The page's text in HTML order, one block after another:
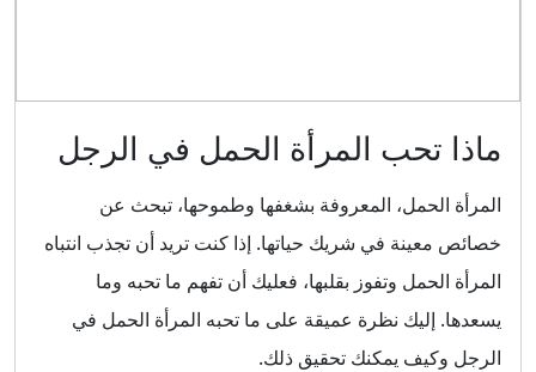
ماذا تحب المرأة الحمل في الرجل
المرأة الحمل، المعروفة بشغفها وطموحها، تبحث عن
خصائص معينة في شريك حياتها. إذا كنت تريد أن تجذب انتباه
المرأة الحمل وتفوز بقلبها، فعليك أن تفهم ما تحبه وما
يسعدها. إليك نظرة عميقة على ما تحبه المرأة الحمل في
الرجل وكيف يمكنك تحقيق ذلك.